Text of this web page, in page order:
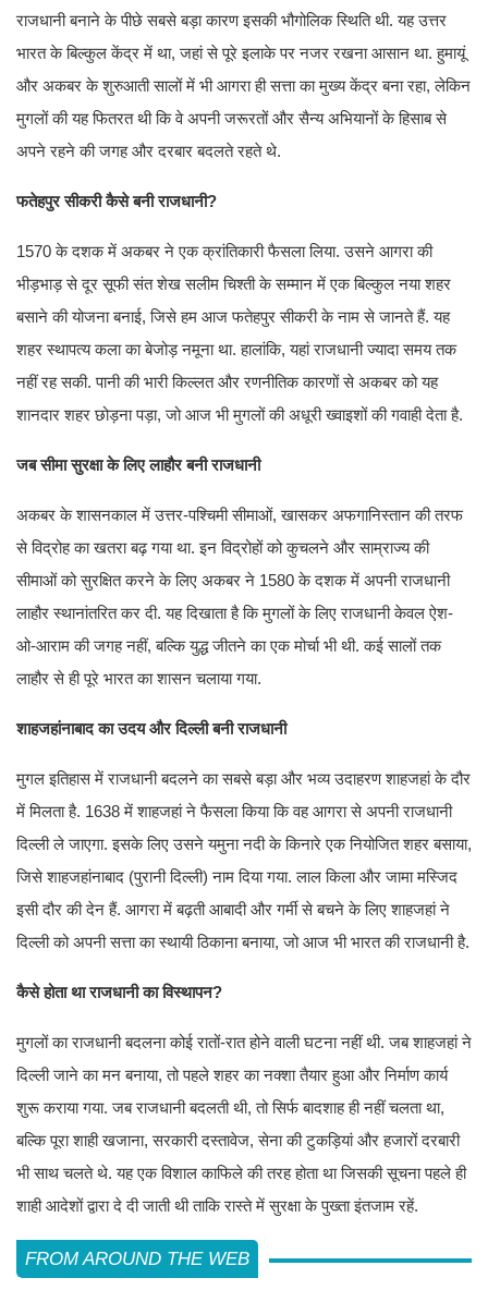
राजधानी बनाने के पीछे सबसे बड़ा कारण इसकी भौगोलिक स्थिति थी. यह उत्तर
भारत के बिल्कुल केंद्र में था, जहां से पूरे इलाके पर नजर रखना आसान था. हुमायूं
और अकबर के शुरुआती सालों में भी आगरा ही सत्ता का मुख्य केंद्र बना रहा, लेकिन
मुगलों की यह फितरत थी कि वे अपनी जरूरतों और सैन्य अभियानों के हिसाब से
अपने रहने की जगह और दरबार बदलते रहते थे.
फतेहपुर सीकरी कैसे बनी राजधानी?
1570 के दशक में अकबर ने एक क्रांतिकारी फैसला लिया. उसने आगरा की
भीड़भाड़ से दूर सूफी संत शेख सलीम चिश्ती के सम्मान में एक बिल्कुल नया शहर
बसाने की योजना बनाई, जिसे हम आज फतेहपुर सीकरी के नाम से जानते हैं. यह
शहर स्थापत्य कला का बेजोड़ नमूना था. हालांकि, यहां राजधानी ज्यादा समय तक
नहीं रह सकी. पानी की भारी किल्लत और रणनीतिक कारणों से अकबर को यह
शानदार शहर छोड़ना पड़ा, जो आज भी मुगलों की अधूरी ख्वाइशों की गवाही देता है.
जब सीमा सुरक्षा के लिए लाहौर बनी राजधानी
अकबर के शासनकाल में उत्तर-पश्चिमी सीमाओं, खासकर अफगानिस्तान की तरफ
से विद्रोह का खतरा बढ़ गया था. इन विद्रोहों को कुचलने और साम्राज्य की
सीमाओं को सुरक्षित करने के लिए अकबर ने 1580 के दशक में अपनी राजधानी
लाहौर स्थानांतरित कर दी. यह दिखाता है कि मुगलों के लिए राजधानी केवल ऐश-
ओ-आराम की जगह नहीं, बल्कि युद्ध जीतने का एक मोर्चा भी थी. कई सालों तक
लाहौर से ही पूरे भारत का शासन चलाया गया.
शाहजहांनाबाद का उदय और दिल्ली बनी राजधानी
मुगल इतिहास में राजधानी बदलने का सबसे बड़ा और भव्य उदाहरण शाहजहां के दौर
में मिलता है. 1638 में शाहजहां ने फैसला किया कि वह आगरा से अपनी राजधानी
दिल्ली ले जाएगा. इसके लिए उसने यमुना नदी के किनारे एक नियोजित शहर बसाया,
जिसे शाहजहांनाबाद (पुरानी दिल्ली) नाम दिया गया. लाल किला और जामा मस्जिद
इसी दौर की देन हैं. आगरा में बढ़ती आबादी और गर्मी से बचने के लिए शाहजहां ने
दिल्ली को अपनी सत्ता का स्थायी ठिकाना बनाया, जो आज भी भारत की राजधानी है.
कैसे होता था राजधानी का विस्थापन?
मुगलों का राजधानी बदलना कोई रातों-रात होने वाली घटना नहीं थी. जब शाहजहां ने
दिल्ली जाने का मन बनाया, तो पहले शहर का नक्शा तैयार हुआ और निर्माण कार्य
शुरू कराया गया. जब राजधानी बदलती थी, तो सिर्फ बादशाह ही नहीं चलता था,
बल्कि पूरा शाही खजाना, सरकारी दस्तावेज, सेना की टुकड़ियां और हजारों दरबारी
भी साथ चलते थे. यह एक विशाल काफिले की तरह होता था जिसकी सूचना पहले ही
शाही आदेशों द्वारा दे दी जाती थी ताकि रास्ते में सुरक्षा के पुख्ता इंतजाम रहें.
FROM AROUND THE WEB